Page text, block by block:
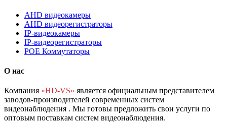
AHD видеокамеры
AHD видеорегистраторы
IP-видеокамеры
IP-видеорегистраторы
POE Коммутаторы
О нас
Компания «HD-VS» является официальным представителем
заводов-производителей современных систем
видеонаблюдения . Мы готовы предложить свои услуги по
оптовым поставкам систем видеонаблюдения.